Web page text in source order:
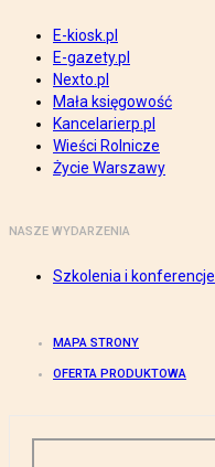
E-kiosk.pl
E-gazety.pl
Nexto.pl
Mała księgowość
Kancelarierp.pl
Wieści Rolnicze
Życie Warszawy
NASZE WYDARZENIA
Szkolenia i konferencje
MAPA STRONY
OFERTA PRODUKTOWA